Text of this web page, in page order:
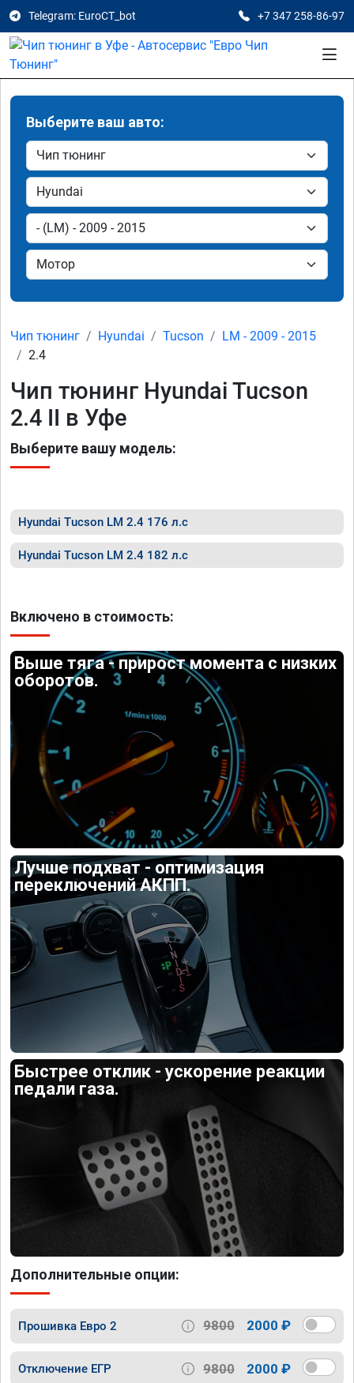
Telegram: EuroCT_bot +7 347 258-86-97
Выберите ваш авто:
Чип тюнинг Hyundai Tucson
LM - 2009 - 2015
2.4
Чип тюнинг Hyundai Tucson
2.4 II в Уфе
Выберите вашу модель:
Hyundai Tucson LM 2.4 176 л.с
Hyundai Tucson LM 2.4 182 л.с
Включено в стоимость:
Выше тяга - прирост момента с низких
оборотов.
Лучше подхват - оптимизация
переключений АКПП.
Быстрее отклик - ускорение реакции
педали газа.
Дополнительные опции:
Прошивка Евро 2 9800 2000 ₽
Отключение ЕГР 9800 2000 ₽